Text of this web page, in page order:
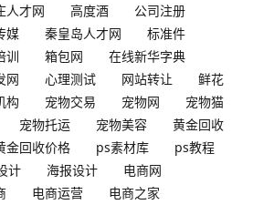
人才网 高度酒
公司注册
媒 秦皇岛人才网
标准件
训 箱包网
在线新华字典
网 心理测试 网站转让
鲜花
构 宠物交易 宠物网
宠物猫
宠物托运 宠物美容
黄金回收
金回收价格 ps素材库
ps教程
计 海报设计
电商网
电商运营
电商之家